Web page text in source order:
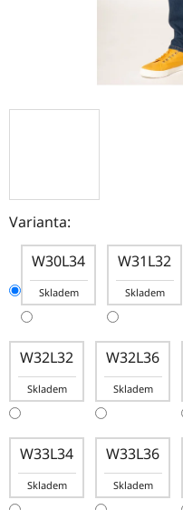
Varianta:
W30L34
Skladem
W31L32
Skladem
W32L32
Skladem
W32L36
Skladem
W33L34
Skladem
W33L36
Skladem